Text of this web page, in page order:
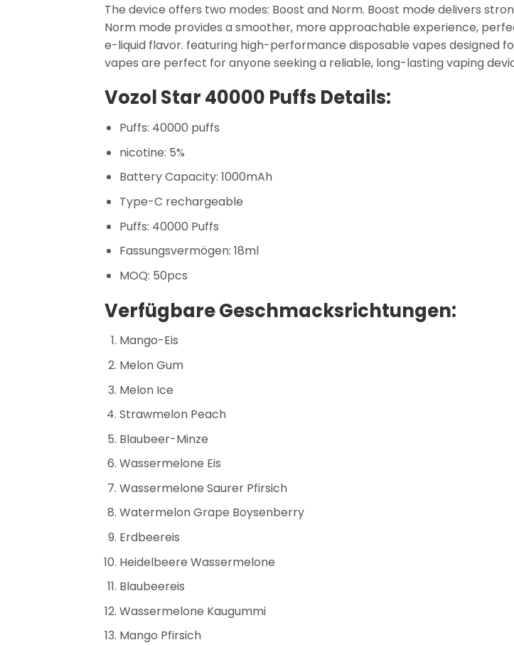
The device offers two modes: Boost and Norm. Boost mode delivers
Norm mode provides a smoother, more approachable experience,
e-liquid flavor. featuring high-performance disposable vapes designed
vapes are perfect for anyone seeking a reliable, long-lasting vaping
Vozol Star 40000 Puffs Details:
Puffs: 40000 puffs
nicotine: 5%
Battery Capacity: 1000mAh
Type-C rechargeable
Puffs: 40000 Puffs
Fassungsvermögen: 18ml
MOQ: 50pcs
Verfügbare Geschmacksrichtungen:
Mango-Eis
Melon Gum
Melon Ice
Strawmelon Peach
Blaubeer-Minze
Wassermelone Eis
Wassermelone Saurer Pfirsich
Watermelon Grape Boysenberry
Erdbeereis
Heidelbeere Wassermelone
Blaubeereis
Wassermelone Kaugummi
Mango Pfirsich